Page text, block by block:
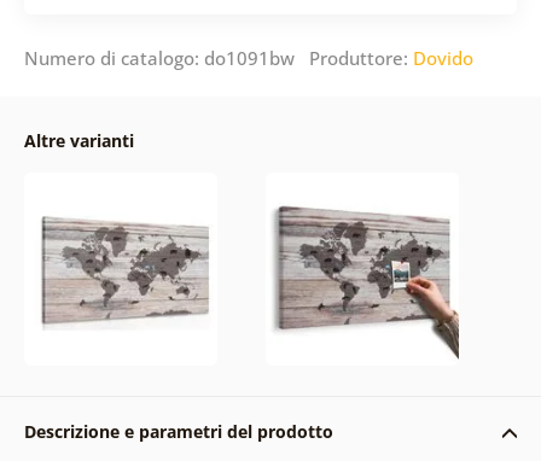
Numero di catalogo: do1091bw Produttore: Dovido
Altre varianti
Descrizione e parametri del prodotto